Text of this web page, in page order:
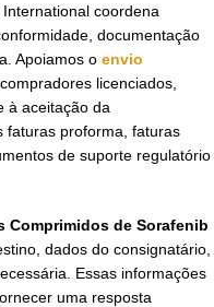
coordena
documentação
Apoiamos o envio
licenciados,
à aceitação da
faturas proforma, faturas
de suporte regulatório
Comprimidos de Sorafenib
dados do consignatário,
Essas informações
uma resposta